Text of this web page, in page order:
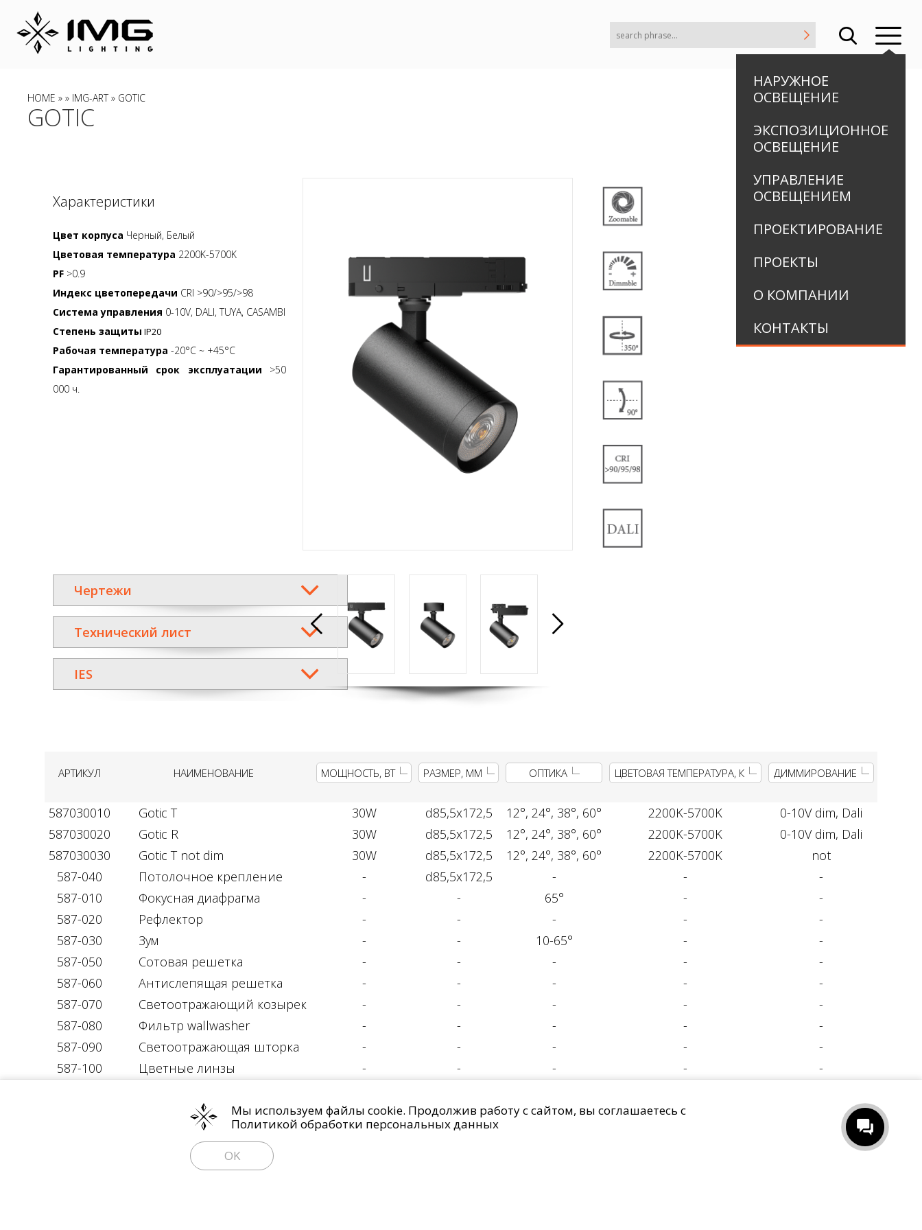
НАРУЖНОЕ
ОСВЕЩЕНИЕ
ЭКСПОЗИЦИОННОЕ
ОСВЕЩЕНИЕ
УПРАВЛЕНИЕ
ОСВЕЩЕНИЕМ
ПРОЕКТИРОВАНИЕ
ПРОЕКТЫ
О КОМПАНИИ
КОНТАКТЫ
HOME » » IMG-ART» GOTIC
GOTIC
Характеристики
Цвет корпуса Черный, Белый
Цветовая температура 2200K-5700K
PF >0.9
Индекс цветопередачи CRI >90/>95/>98
Система управления 0-10V, DALI, TUYA, CASAMBI
Степень защиты IP20
Рабочая температура -20°C ~ +45°C
Гарантированный срок эксплуатации >50
000 ч.
Чертежи
Технический лист
IES
АРТИКУЛ НАИМЕНОВАНИЕ МОЩНОСТЬ, ВТ РАЗМЕР, ММ ОПТИКА ЦВЕТОВАЯ ТЕМПЕРАТУРА, К ДИММИРОВАНИЕ
587030010 Gotic T 30W d85,5x172,5 12°, 24°, 38°, 60° 2200K-5700K
0-10V dim, Dali
587030020
Gotic R 30W d85,5x172,5 12°, 24°, 38°, 60° 2200K-5700K
0-10V dim, Dali
587030030
Gotic T not dim 30W d85,5x172,5 12°, 24°, 38°, 60° 2200K-5700K
not
587-040
Потолочное крепление - d85,5x172,5 - -
-
587-010
Фокусная диафрагма - - 65° -
-
587-020
Рефлектор - - - -
-
587-030
Зум - - 10-65° -
-
587-050
Сотовая решетка - - - -
-
587-060
Антислепящая решетка - - - -
-
587-070
Cветоотражающий козырек - - - -
-
587-080
Фильтр wallwasher - - - -
-
587-090
Светоотражающая шторка - - - -
-
587-100
Цветные линзы - - - - -
IMG Lighting © 2014 - 2026
Мы используем файлы cookie. Продолжив работу с сайтом, вы соглашаетесь с
Политикой обработки персональных данных
OK